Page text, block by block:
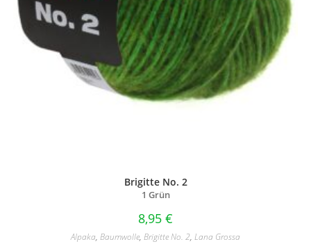
Brigitte No. 2
1 Grün
8,95 €
Alpaka, Baumwolle, Brigitte No. 2, Lana Grossa